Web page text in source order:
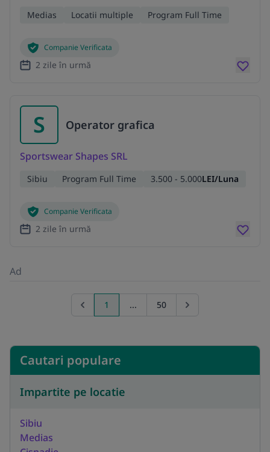
Medias Locatii multiple Program Full Time
Companie Verificata
2 zile în urmă
S Operator grafica
Sportswear Shapes SRL
Sibiu Program Full Time 3.500 - 5.000LEI/Luna
Companie Verificata
2 zile în urmă
Ad
Previous page
1 ... 50 Go to next page
Cautari populare
Impartite pe locatie
Sibiu
Medias